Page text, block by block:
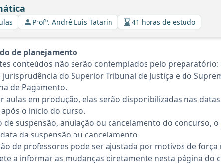
Profº. André Luis Tatarin 41 horas de estudo
de planejamento
conteúdos não serão contemplados pelo
jurisprudência do Superior Tribunal de Justiça e do
de Pagamento.
aulas em produção, elas serão disponibilizadas nas
o início do curso.
de suspensão, anulação ou cancelamento do concurso,
da suspensão ou cancelamento.
de professores pode ser ajustada por motivos de força
a informar as mudanças diretamente nesta página do